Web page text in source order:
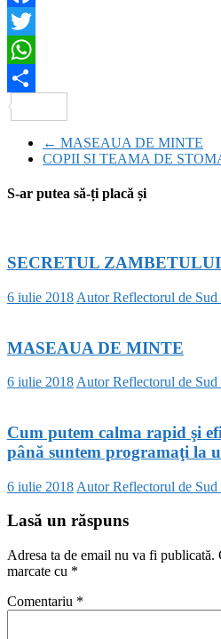
Facebook
Twitter
WhatsApp
← MASEAUA DE MINTE
COPII SI TEAMA DE
S-ar putea să-ți placă și
SECRETUL
6 iulie 2018 Autor Reflectorul de Sud
MASEAUA DE MINTE
6 iulie 2018 Autor Reflectorul de Sud
Cum putem calma rapid şi
până suntem programaţi la
6 iulie 2018 Autor Reflectorul de Sud
Lasă un răspuns
Adresa ta de email nu va fi publicată.
marcate cu *
Comentariu *